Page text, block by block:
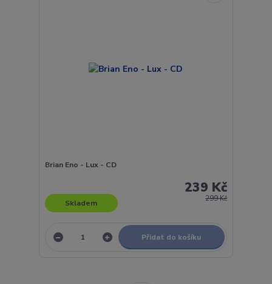
Brian Eno - Lux - CD
299 Kč
239 Kč
Skladem
Přidat do košíku